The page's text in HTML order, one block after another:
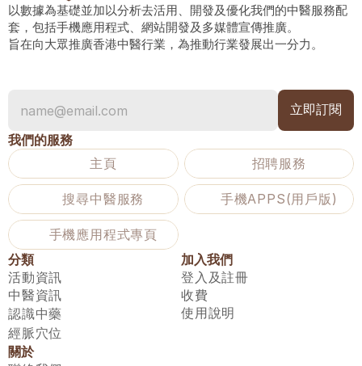
以數據為基礎並加以分析去活用、開發及優化我們的中醫服務配
套，包括手機應用程式、網站開發及多媒體宣傳推廣。
旨在向大眾推廣香港中醫行業，為推動行業發展出一分力。
我們的服務
主頁
招聘服務
搜尋中醫服務 手機APPS(用戶版)
手機應用程式專頁
分類
活動資訊
中醫資訊
認識中藥
經脈穴位
加入我們
登入及註冊
收費
使用說明
關於